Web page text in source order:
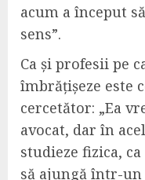
acum a început
sens”.
Ca și profesii pe
îmbrățișeze este
cercetător: „Ea
avocat, dar în
studieze fizica,
să ajungă într-un